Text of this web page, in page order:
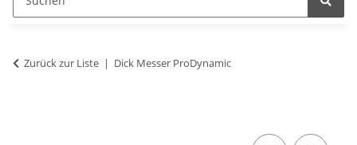
Zurück zur Liste Dick Messer ProDynamic